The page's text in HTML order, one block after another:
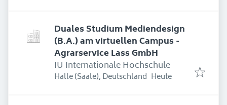
Duales Studium Mediendesign
(B.A.) am virtuellen Campus -
Agrarservice Lass GmbH
IU Internationale Hochschule
Halle (Saale), Deutschland Erschienen
Heute